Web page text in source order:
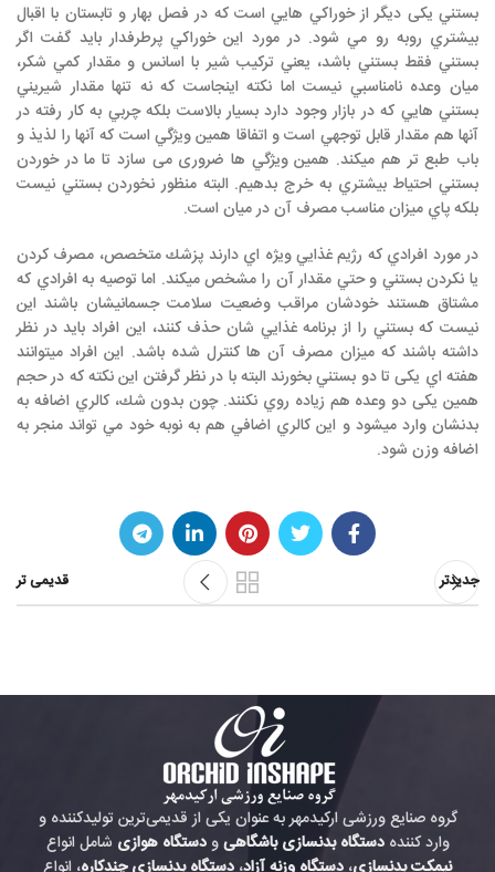
بستني یکی ديگر از خوراكي هايي است كه در فصل بهار و تابستان با اقبال
بيشتري روبه رو مي شود. در مورد اين خوراكي پرطرفدار بايد گفت اگر
بستني فقط بستني باشد، يعني ترکیب شير با اسانس و مقدار كمي شكر،
ميان وعده نامناسبي نيست اما نكته اينجاست كه نه تنها مقدار شيريني
بستني هايي كه در بازار وجود دارد بسيار بالاست بلكه چربي به كار رفته در
آنها هم مقدار قابل توجهي است و اتفاقا همين ويژگي است كه آنها را لذيذ و
باب طبع تر هم ميكند. همين ويژگي ها ضروری می سازد تا ما در خوردن
بستني احتياط بيشتري به خرج بدهيم. البته منظور نخوردن بستني نيست
بلكه پاي ميزان مناسب مصرف آن در ميان است.
در مورد افرادي كه رژيم غذايي ويژه اي دارند پزشك متخصص، مصرف كردن
يا نكردن بستني و حتي مقدار آن را مشخص ميكند. اما توصيه به افرادي كه
مشتاق هستند خودشان مراقب وضعيت سلامت جسمانيشان باشند اين
نيست كه بستني را از برنامه غذايي شان حذف كنند، اين افراد بايد در نظر
داشته باشند كه ميزان مصرف آن ها كنترل شده باشد. اين افراد ميتوانند
هفته اي یکی تا دو بستني بخورند البته با در نظر گرفتن اين نكته كه در حجم
همين یکی دو وعده هم زياده روي نكنند. چون بدون شك، كالري اضافه به
بدنشان وارد ميشود و اين كالري اضافي هم به نوبه خود مي تواند منجر به
اضافه وزن شود.
جدیدتر قدیمی تر
گروه صنایع ورزشی ارکیدمهر به عنوان یکی از قدیمی‌ترین تولیدکننده و
وارد کنندهدستگاه بدنسازی باشگاهیودستگاه هوازی شامل انواع